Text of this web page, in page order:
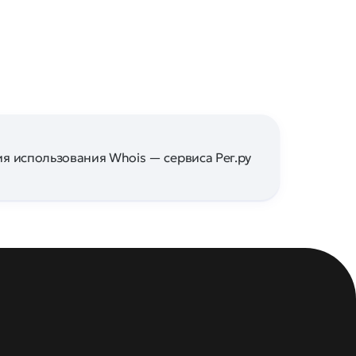
использования Whois — сервиса Рег.ру